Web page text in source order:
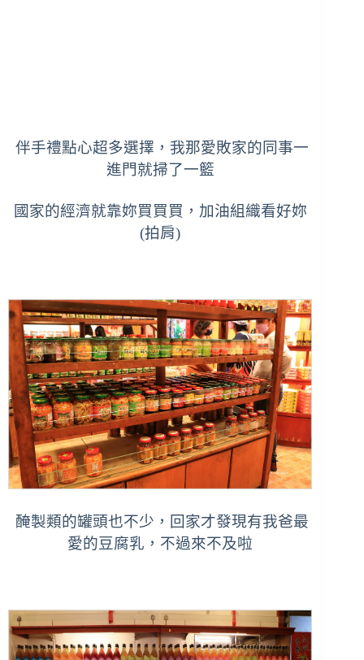
伴手禮點心超多選擇，我那愛敗家的同事一
進門就掃了一籃
國家的經濟就靠妳買買買，加油組織看好妳
(拍肩)
醃製類的罐頭也不少，回家才發現有我爸最
愛的豆腐乳，不過來不及啦